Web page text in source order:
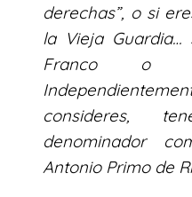
derechas”, o si
la Vieja
Franco o
consideres,
denominador
Antonio Primo de